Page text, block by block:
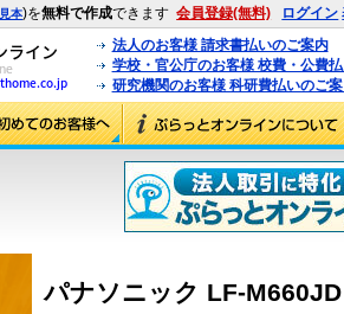
見本)を無料で作成できます 会員登録(無料) ログイン
法人のお客様 請求書払いのご案内
学校・官公庁のお客様 校費・公費
研究機関のお客様 科研費払いのご
パナソニック LF-